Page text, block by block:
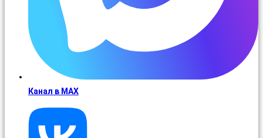
Канал в MAX